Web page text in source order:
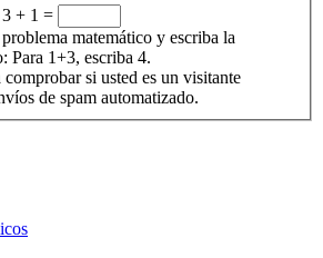
3 + 1 =
matemático y escriba la
Para 1+3, escriba 4.
comprobar si usted es un visitante
de spam automatizado.